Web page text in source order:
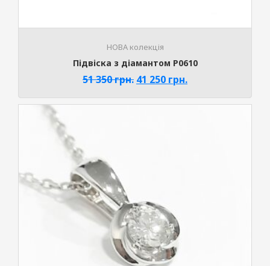
НОВА колекція
Підвіска з діамантом P0610
51 350грн. 41 250 грн.